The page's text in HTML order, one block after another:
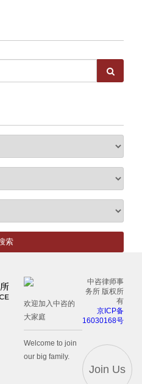
欢迎加入中咨的
大家庭
Welcome to join
our big family.
中咨律师事
务所 版权所
有
京ICP备
16030168号
Join Us